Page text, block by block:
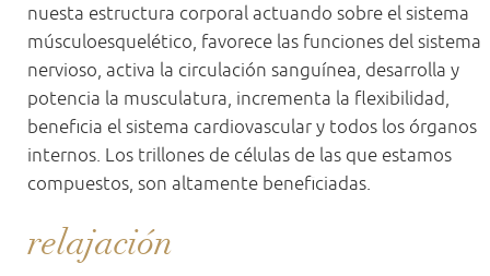
nuesta estructura corporal actuando sobre el sistema
músculoesquelético, favorece las funciones del sistema
nervioso, activa la circulación sanguínea, desarrolla y
potencia la musculatura, incrementa la flexibilidad,
beneficia el sistema cardiovascular y todos los órganos
internos. Los trillones de células de las que estamos
compuestos, son altamente beneficiadas.
relajación